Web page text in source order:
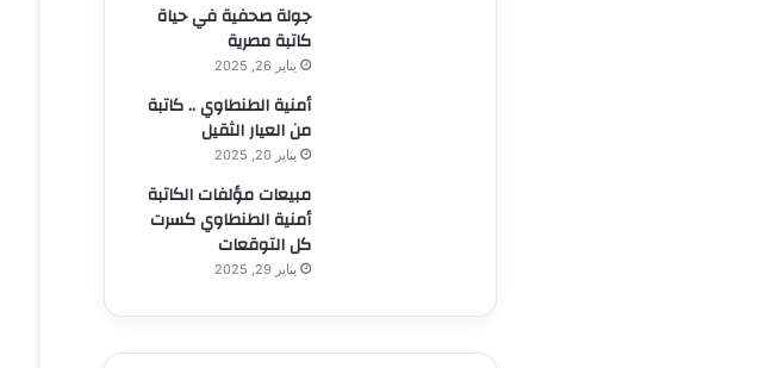
جولة صحفية في حياة
كاتبة مصرية
يناير 26, 2025
أمنية الطنطاوي .. كاتبة
من العيار الثقيل
يناير 20, 2025
مبيعات مؤلفات الكاتبة
أمنية الطنطاوي كسرت
كل التوقعات
يناير 29, 2025